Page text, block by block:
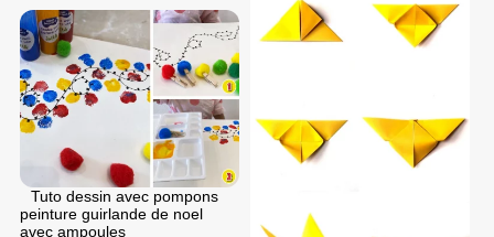
Tuto dessin avec pompons
peinture guirlande de noel
avec ampoules